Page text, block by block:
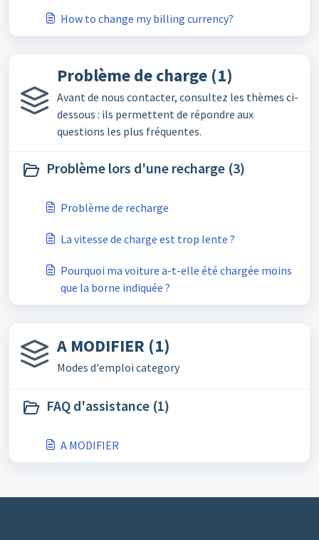
How to change my billing currency?
Problème de charge (1)
Avant de nous contacter, consultez les thèmes ci-
dessous : ils permettent de répondre aux
questions les plus fréquentes.
Problème lors d'une recharge (3)
Problème de recharge
La vitesse de charge est trop lente ?
Pourquoi ma voiture a-t-elle été chargée moins
que la borne indiquée ?
A MODIFIER (1)
Modes d'emploi category
FAQ d'assistance (1)
A MODIFIER